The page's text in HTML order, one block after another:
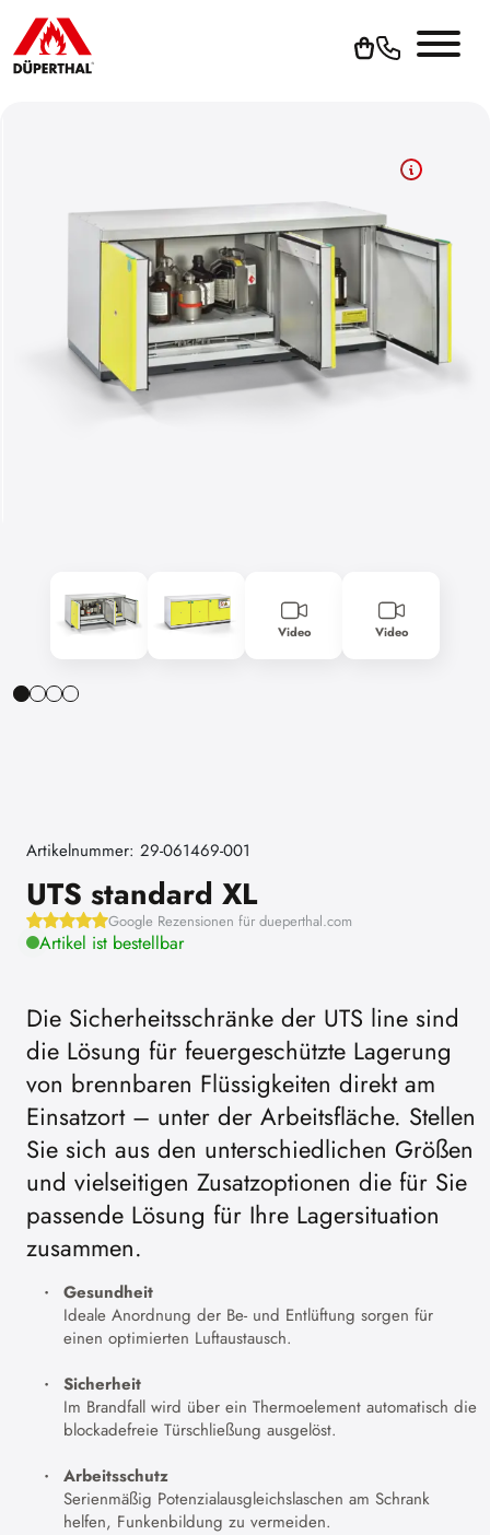
Um YouTube-Videos abspielen zu können, müssen Sie vorher
die Werbe-Cookies akzeptieren.
Cookies akzeptieren
Zur Datenschutzerklärung
Video Video
Artikelnummer: 29-061469-001
UTS standard XL
Google Rezensionen für dueperthal.com
Artikel ist bestellbar
Die Sicherheitsschränke der UTS line sind
die Lösung für feuergeschützte Lagerung
von brennbaren Flüssigkeiten direkt am
Einsatzort – unter der Arbeitsfläche. Stellen
Sie sich aus den unterschiedlichen Größen
und vielseitigen Zusatzoptionen die für Sie
passende Lösung für Ihre Lagersituation
zusammen.
Gesundheit
Ideale Anordnung der Be- und Entlüftung sorgen für
einen optimierten Luftaustausch.
Sicherheit
Im Brandfall wird über ein Thermoelement automatisch die
blockadefreie Türschließung ausgelöst.
Arbeitsschutz
Serienmäßig Potenzialausgleichslaschen am Schrank
helfen, Funkenbildung zu vermeiden.